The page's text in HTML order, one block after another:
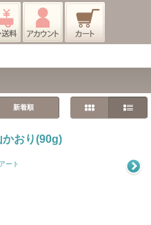
新着順
おり(90g)
ート